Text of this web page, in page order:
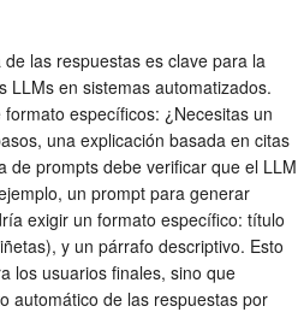
las respuestas es clave para la
LLMs en sistemas automatizados.
específicos: ¿Necesitas un
una explicación basada en citas
de prompts debe verificar que el LLM
un prompt para generar
exigir un formato específico: título
y un párrafo descriptivo. Esto
los usuarios finales, sino que
automático de las respuestas por